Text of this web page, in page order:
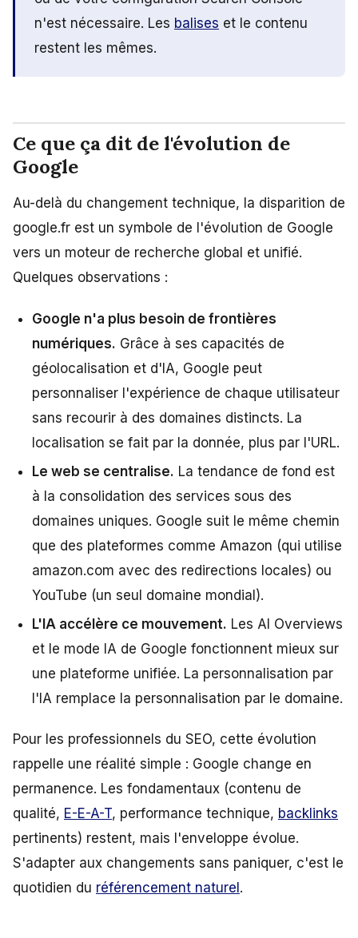
n'est nécessaire. Les balises et le contenu
restent les mêmes.
Ce que ça dit de l'évolution de
Google
Au-delà du changement technique, la disparition de
google.fr est un symbole de l'évolution de Google
vers un moteur de recherche global et unifié.
Quelques observations :
Google n'a plus besoin de frontières
numériques. Grâce à ses capacités de
géolocalisation et d'IA, Google peut
personnaliser l'expérience de chaque utilisateur
sans recourir à des domaines distincts. La
localisation se fait par la donnée, plus par l'URL.
Le web se centralise. La tendance de fond est
à la consolidation des services sous des
domaines uniques. Google suit le même chemin
que des plateformes comme Amazon (qui utilise
amazon.com avec des redirections locales) ou
YouTube (un seul domaine mondial).
L'IA accélère ce mouvement. Les AI Overviews
et le mode IA de Google fonctionnent mieux sur
une plateforme unifiée. La personnalisation par
l'IA remplace la personnalisation par le domaine.
Pour les professionnels du SEO, cette évolution
rappelle une réalité simple : Google change en
permanence. Les fondamentaux (contenu de
qualité, E-E-A-T, performance technique, backlinks
pertinents) restent, mais l'enveloppe évolue.
S'adapter aux changements sans paniquer, c'est le
quotidien du référencement naturel .